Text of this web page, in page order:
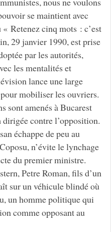
se maintient avec
Retenez cinq mots : c’est
29 janvier 1990, est prise
par les autorités,
les mentalités et
lance une large
mobiliser les ouvriers.
sont amenés à Bucarest
contre l’opposition.
échappe de peu au
n’évite le lynchage
du premier ministre.
Petre Roman, fils d’un
sur un véhicule blindé où
un homme politique qui
comme opposant au